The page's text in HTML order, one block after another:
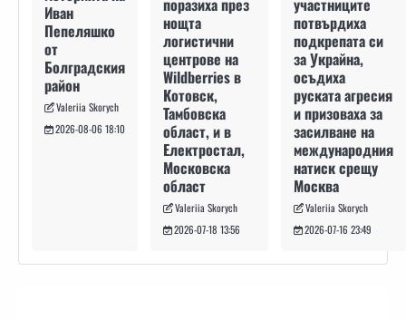
Иван
Пепеляшко
от
Болградския
район
Valeriia Skorych
2026-08-06 18:10
поразиха през
нощта
логистични
центрове на
Wildberries в
Котовск,
Тамбовска
област, и в
Електростал,
Московска
област
Valeriia Skorych
2026-07-18 13:56
участниците
потвърдиха
подкрепата си
за Украйна,
осъдиха
руската агресия
и призоваха за
засилване на
международния
натиск срещу
Москва
Valeriia Skorych
2026-07-16 23:49